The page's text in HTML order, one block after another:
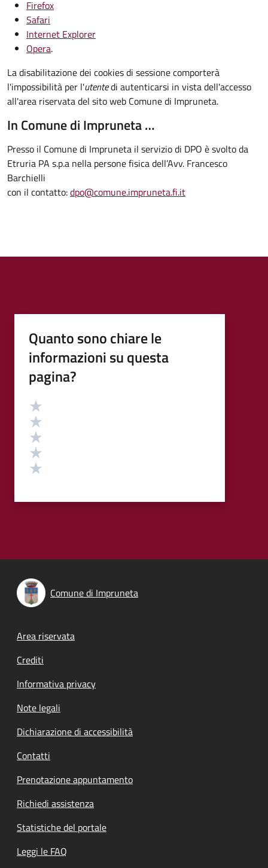
Firefox
Safari
Internet Explorer
Opera.
La disabilitazione dei cookies di sessione comporterà
l'impossibilità per l'utentedi autenticarsi in vista dell'accesso
all'area riservata del sito web Comune di Impruneta.
In Comune di Impruneta …
Presso il Comune di Impruneta il servizio di DPO è svolto da
Etruria PA s.p.a nella persone fisica dell’Avv. Francesco
Barchielli
con il contatto:dpo@comune.impruneta.fi.it
Quanto sono chiare le
informazioni su questa
pagina?
Valutazione
Comune di Impruneta
Footer menu
Area riservata
Crediti
Informativa privacy
Note legali
Dichiarazione di accessibilità
Contatti
Prenotazione appuntamento
Richiedi assistenza
Statistiche del portale
Leggi le FAQ